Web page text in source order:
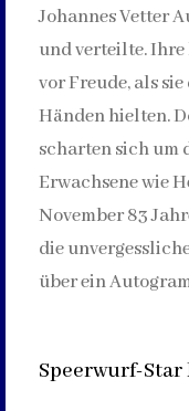
Johannes Vetter
und verteilte.
vor Freude, als
Händen hielten.
scharten sich um
Erwachsene wie
November 83
die
über ein
Speerwurf-Star